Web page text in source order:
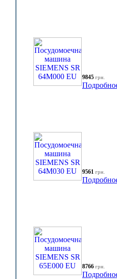
9845 грн.
9561 грн.
8766 грн.